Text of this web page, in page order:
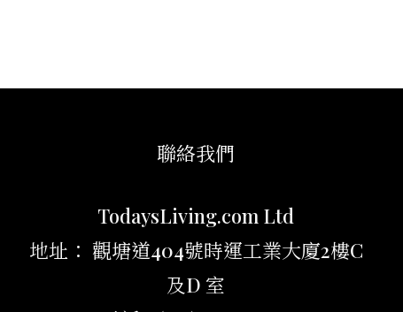
聯絡我們
TodaysLiving.com Ltd
地址： 觀塘道404號時運工業大廈2樓C
及D 室